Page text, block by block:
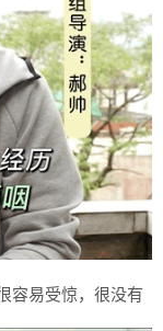
容易受惊，很没有